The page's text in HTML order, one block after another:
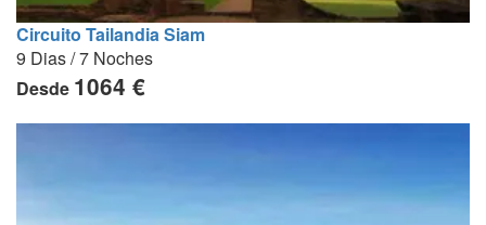
Circuito Tailandia Siam
9 Dias / 7 Noches
Desde 1064 €